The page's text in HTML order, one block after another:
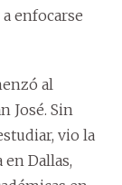
enfocarse
al
José. Sin
vio la
Dallas,